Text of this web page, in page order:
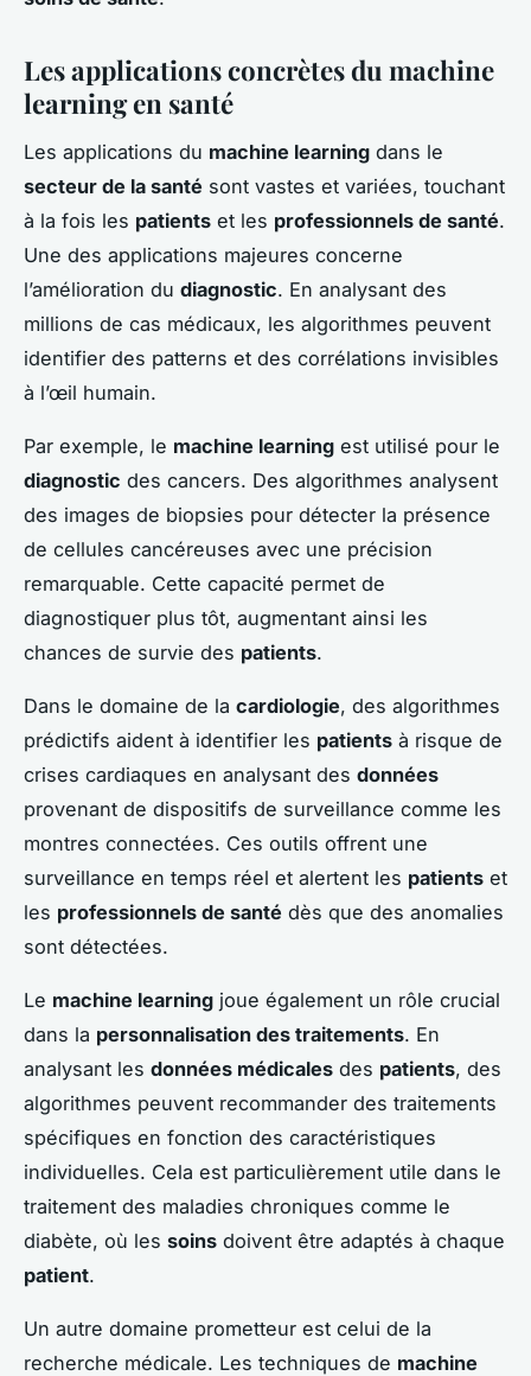
Les applications concrètes du machine
learning en santé
Les applications du machine learning dans le
secteur de la santé sont vastes et variées, touchant
à la fois les patients et les professionnels de santé.
Une des applications majeures concerne
l’amélioration du diagnostic. En analysant des
millions de cas médicaux, les algorithmes peuvent
identifier des patterns et des corrélations invisibles
à l’œil humain.
Par exemple, le machine learning est utilisé pour le
diagnostic des cancers. Des algorithmes analysent
des images de biopsies pour détecter la présence
de cellules cancéreuses avec une précision
remarquable. Cette capacité permet de
diagnostiquer plus tôt, augmentant ainsi les
chances de survie des patients.
Dans le domaine de la cardiologie, des algorithmes
prédictifs aident à identifier les patients à risque de
crises cardiaques en analysant des données
provenant de dispositifs de surveillance comme les
montres connectées. Ces outils offrent une
surveillance en temps réel et alertent les patients et
les professionnels de santé dès que des anomalies
sont détectées.
Le machine learning joue également un rôle crucial
dans la personnalisation des traitements. En
analysant les données médicales des patients, des
algorithmes peuvent recommander des traitements
spécifiques en fonction des caractéristiques
individuelles. Cela est particulièrement utile dans le
traitement des maladies chroniques comme le
diabète, où les soins doivent être adaptés à chaque
patient.
Un autre domaine prometteur est celui de la
recherche médicale. Les techniques de machine